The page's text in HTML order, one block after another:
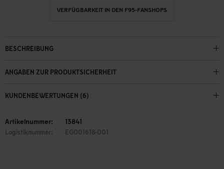
VERFÜGBARKEIT IN DEN F95-FANSHOPS
BESCHREIBUNG
ANGABEN ZUR PRODUKTSICHERHEIT
KUNDENBEWERTUNGEN (6)
Artikelnummer: 13841
Logistiknummer: EG001618-001